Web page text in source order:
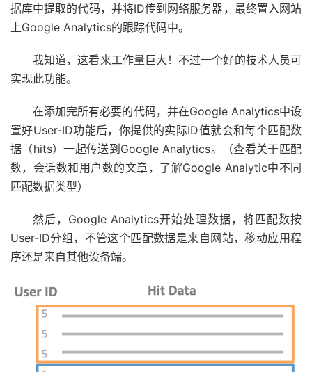
据库中提取的代码，并将ID传到网络服务器，最终置入网站
上Google Analytics的跟踪代码中。
我知道，这看来工作量巨大！不过一个好的技术人员可
实现此功能。
在添加完所有必要的代码，并在Google Analytics中设
置好User-ID功能后，你提供的实际ID值就会和每个匹配数
据（hits）一起传送到Google Analytics。（查看关于匹配
数，会话数和用户数的文章，了解Google Analytic中不同
匹配数据类型）
然后，Google Analytics开始处理数据，将匹配数按
User-ID分组，不管这个匹配数据是来自网站，移动应用程
序还是来自其他设备端。